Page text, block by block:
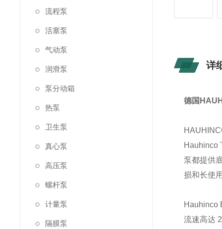
流程泵
活塞泵
气动泵
润滑泵
泵分动箱
热泵
卫生泵
真心泵
高压泵
螺杆泵
计量泵
隔膜泵
详
德国
Hauhinco
泵都提供
损和长使
Hauhinco
流速高达